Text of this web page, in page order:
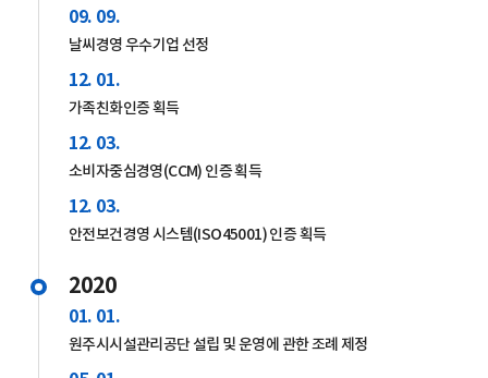
09. 09.
날씨경영 우수기업 선정
12. 01.
가족친화인증 획득
12. 03.
소비자중심경영(CCM) 인증 획득
12. 03.
안전보건경영 시스템(ISO45001) 인증 획득
2020
01. 01.
원주시시설관리공단 설립 및 운영에 관한 조례 제정